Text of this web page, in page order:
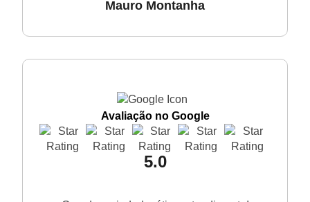
Mauro Montanha
Avaliação no Google
5.0